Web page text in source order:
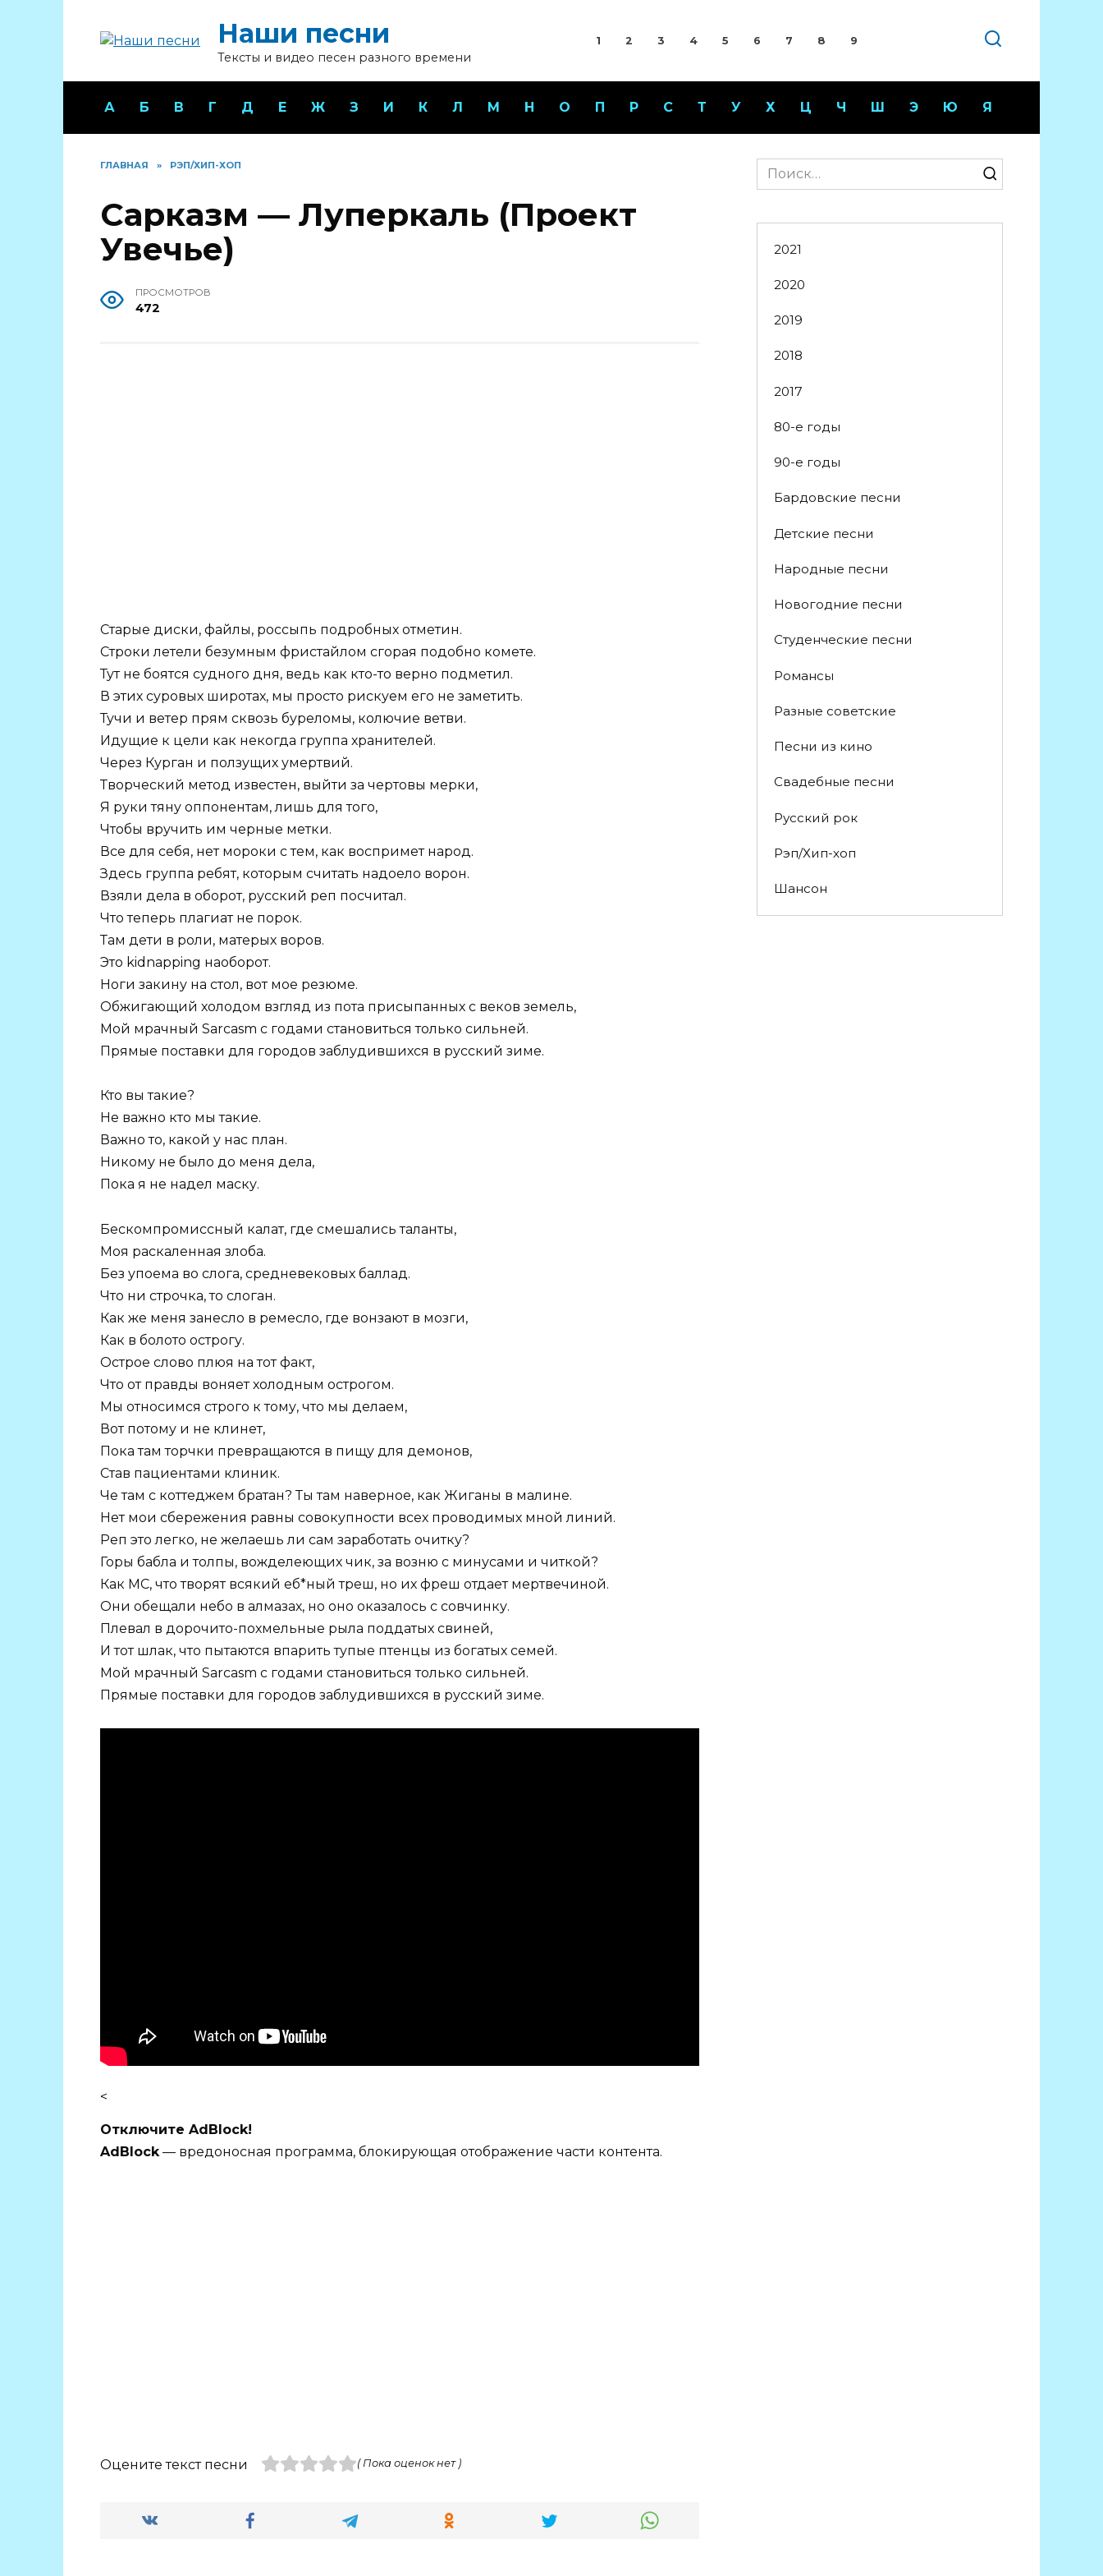
Наши песни
Тексты и видео песен разного времени
1 2 3 4 5 6 7 8 9
А Б В Г Д Е Ж З И К Л М Н О П Р С Т У Х Ц Ч Ш Э Ю Я
ГЛАВНАЯ » РЭП/ХИП-ХОП
Сарказм — Луперкаль (Проект
Увечье)
ПРОСМОТРОВ
472
Старые диски, файлы, россыпь подробных отметин.
Строки летели безумным фристайлом сгорая подобно комете.
Тут не боятся судного дня, ведь как кто-то верно подметил.
В этих суровых широтах, мы просто рискуем его не заметить.
Тучи и ветер прям сквозь буреломы, колючие ветви.
Идущие к цели как некогда группа хранителей.
Через Курган и ползущих умертвий.
Творческий метод известен, выйти за чертовы мерки,
Я руки тяну оппонентам, лишь для того,
Чтобы вручить им черные метки.
Все для себя, нет мороки с тем, как воспримет народ.
Здесь группа ребят, которым считать надоело ворон.
Взяли дела в оборот, русский реп посчитал.
Что теперь плагиат не порок.
Там дети в роли, матерых воров.
Это kidnapping наоборот.
Ноги закину на стол, вот мое резюме.
Обжигающий холодом взгляд из пота присыпанных с веков земель,
Мой мрачный Sarcasm с годами становиться только сильней.
Прямые поставки для городов заблудившихся в русский зиме.
Кто вы такие?
Не важно кто мы такие.
Важно то, какой у нас план.
Никому не было до меня дела,
Пока я не надел маску.
Бескомпромиссный калат, где смешались таланты,
Моя раскаленная злоба.
Без упоема во слога, средневековых баллад.
Что ни строчка, то слоган.
Как же меня занесло в ремесло, где вонзают в мозги,
Как в болото острогу.
Острое слово плюя на тот факт,
Что от правды воняет холодным острогом.
Мы относимся строго к тому, что мы делаем,
Вот потому и не клинет,
Пока там торчки превращаются в пищу для демонов,
Став пациентами клиник.
Че там с коттеджем братан? Ты там наверное, как Жиганы в малине.
Нет мои сбережения равны совокупности всех проводимых мной линий.
Реп это легко, не желаешь ли сам заработать очитку?
Горы бабла и толпы, вожделеющих чик, за возню с минусами и читкой?
Как МС, что творят всякий еб*ный треш, но их фреш отдает мертвечиной.
Они обещали небо в алмазах, но оно оказалось с совчинку.
Плевал в дорочито-похмельные рыла поддатых свиней,
И тот шлак, что пытаются впарить тупые птенцы из богатых семей.
Мой мрачный Sarcasm с годами становиться только сильней.
Прямые поставки для городов заблудившихся в русский зиме.
<
Отключите AdBlock!
AdBlock — вредоносная программа, блокирующая отображение части контента.
Оцените текст песни ( Пока оценок нет )
Search
for:
2021
2020
2019
2018
2017
80-е годы
90-е годы
Бардовские песни
Детские песни
Народные песни
Новогодние песни
Студенческие песни
Романсы
Разные советские
Песни из кино
Свадебные песни
Русский рок
Рэп/Хип-хоп
Шансон